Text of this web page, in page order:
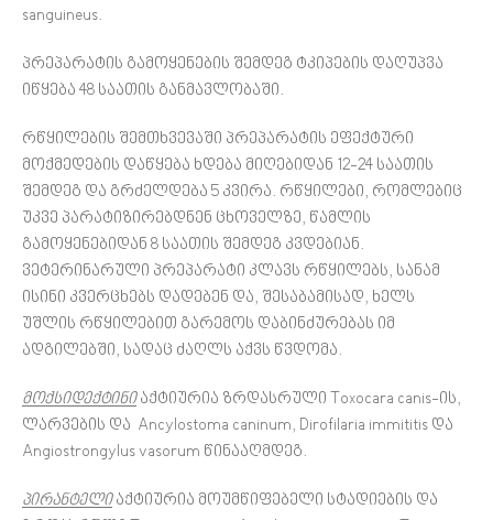
sanguineus.
პრეპარატის გამოყენების შემდეგ ტკიპების დაღუპვა
იწყება 48 საათის განმავლობაში.
რწყილების შემთხვევაში პრეპარატის ეფექტური
მოქმედების დაწყება ხდება მიღებიდან 12-24 საათის
შემდეგ და გრძელდება 5 კვირა. რწყილები, რომლებიც
უკვე პარატიზირებდნენ ცხოველზე, წამლის
გამოყენებიდან 8 საათის შემდეგ კვდებიან.
ვეტერინარული პრეპარატი კლავს რწყილებს, სანამ
ისინი კვერცხებს დადებენ და, შესაბამისად, ხელს
უშლის რწყილებით გარემოს დაბინძურებას იმ
ადგილებში, სადაც ძაღლს აქვს წვდომა.
მოქსიდექტინიაქტიურია ზრდასრული Toxocara canis-ის,
ლარვების და Ancylostoma caninum, Dirofilaria immititis და
Angiostrongylus vasorum წინააღმდეგ.
პირანტელიაქტიურია მოუმწიფებელი სტადიების და